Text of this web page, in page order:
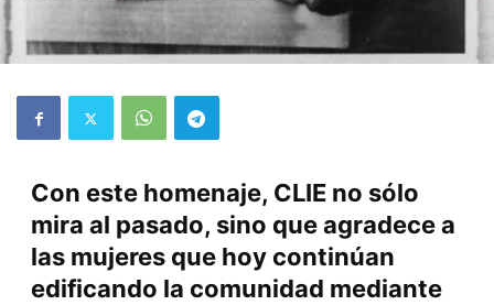
Con este homenaje, CLIE no sólo
mira al pasado, sino que agradece a
las mujeres que hoy continúan
edificando la comunidad mediante